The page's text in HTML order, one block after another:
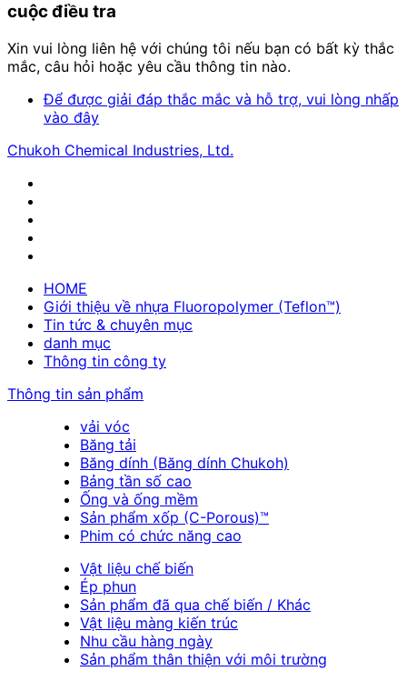
cuộc điều tra
Xin vui lòng liên hệ với chúng tôi nếu bạn có bất kỳ thắc
mắc, câu hỏi hoặc yêu cầu thông tin nào.
Để được giải đáp thắc mắc và hỗ trợ, vui lòng nhấp
vào đây
Chukoh Chemical Industries, Ltd.
HOME
Giới thiệu về nhựa Fluoropolymer (Teflon™)
Tin tức & chuyên mục
danh mục
Thông tin công ty
Thông tin sản phẩm
vải vóc
Băng tải
Băng dính (Băng dính Chukoh)
Bảng tần số cao
Ống và ống mềm
Sản phẩm xốp (C-Porous)™
Phim có chức năng cao
Vật liệu chế biến
Ép phun
Sản phẩm đã qua chế biến / Khác
Vật liệu màng kiến trúc
Nhu cầu hàng ngày
Sản phẩm thân thiện với môi trường